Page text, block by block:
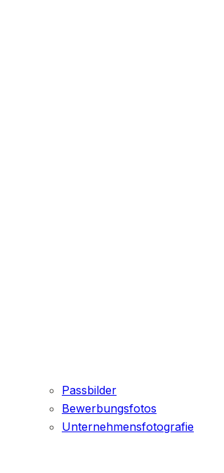
Passbilder
Bewerbungsfotos
Unternehmensfotografie